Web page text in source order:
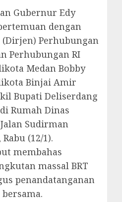
Gubernur Edy
dengan
Perhubungan
Perhubungan RI
Medan Bobby
Binjai Amir
Bupati Deliserdang
Rumah Dinas
Sudirman
(12/1).
membahas
massal BRT
penandatanganan